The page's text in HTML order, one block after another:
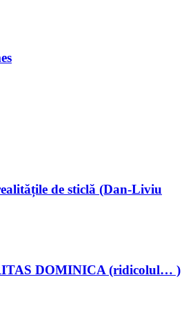
de sticlă (Dan-Liviu
DOMINICA (ridicolul… )